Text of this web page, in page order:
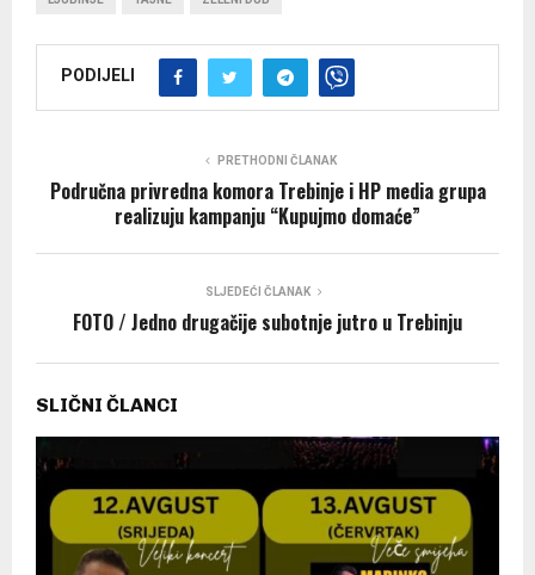
PODIJELI
PRETHODNI ČLANAK
Područna privredna komora Trebinje i HP media grupa
realizuju kampanju “Kupujmo domaće”
SLJEDEĆI ČLANAK
FOTO / Jedno drugačije subotnje jutro u Trebinju
SLIČNI ČLANCI